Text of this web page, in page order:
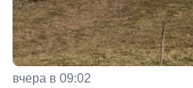
вчера в 09:02